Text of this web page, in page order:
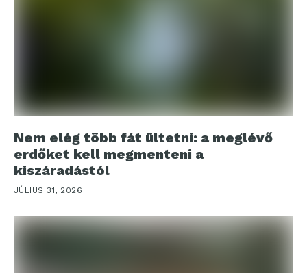
Nem elég több fát ültetni: a meglévő
erdőket kell megmenteni a
kiszáradástól
JÚLIUS 31, 2026